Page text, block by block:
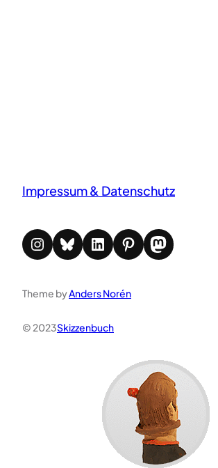
Impressum & Datenschutz
Instagram Bluesky LinkedIn Pinterest Mastodon
Theme byAnders Norén
© 2023Skizzenbuch